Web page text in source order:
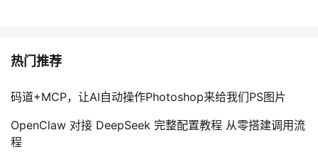
热门推荐
码道+MCP，让AI自动操作Photoshop来给我们PS图片
OpenClaw 对接 DeepSeek 完整配置教程 从零搭建调用流
程